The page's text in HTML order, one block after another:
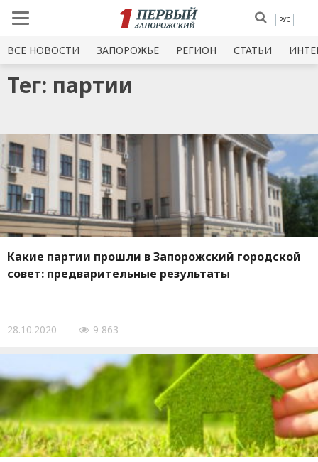
РУС
ВСЕ НОВОСТИ ЗАПОРОЖЬЕ РЕГИОН СТАТЬИ
Тег: партии
Какие партии прошли в Запорожский городской
совет: предварительные результаты
28.10.2020 9 863